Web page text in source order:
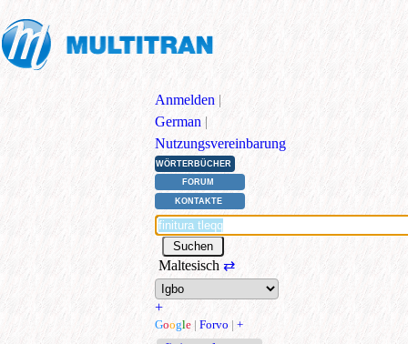
Anmelden |
German |
Nutzungsvereinbarung
WÖRTERBÜCHER
FORUM
KONTAKTE
Maltesisch⇄
+
Google | Forvo | +